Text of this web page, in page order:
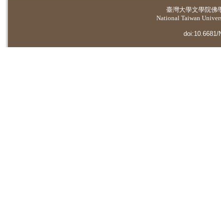
臺灣大學文學院佛
National Taiwan
doi:10.6681/